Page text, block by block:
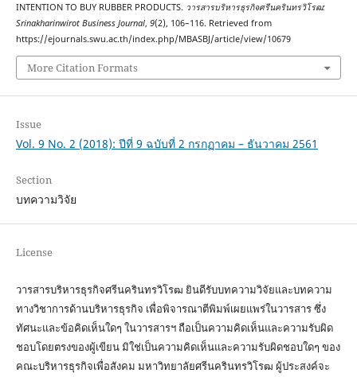
INTENTION TO BUY RUBBER PRODUCTS. วารสารบริหารธุรกิจศรีนครินทรวิโรฒ:
Srinakharinwirot Business Journal, 9(2), 106–116. Retrieved from
https://ejournals.swu.ac.th/index.php/MBASBJ/article/view/10679
More Citation Formats
Issue
Vol. 9 No. 2 (2018): ปีที่ 9 ฉบับที่ 2 กรกฏาคม – ธันวาคม 2561
Section
บทความวิจัย
License
วารสารบริหารธุรกิจศรีนครินทรวิโรฒ ยินดีรับบทความวิจัยและบทความ
ทางวิชาการด้านบริหารธุรกิจ เพื่อพิจารณาตีพิมพ์เผยแพร่ในวารสาร ซึ่ง
ทัศนะและข้อคิดเห็นใดๆ ในวารสารฯ ถือเป็นความคิดเห็นและความรับผิด
ชอบโดยตรงของผู้เขียน มิใช่เป็นความคิดเห็นและความรับผิดชอบใดๆ ของ
คณะบริหารธุรกิจเพื่อสังคม มหาวิทยาลัยศรีนครินทรวิโรฒ ผู้ประสงค์จะ